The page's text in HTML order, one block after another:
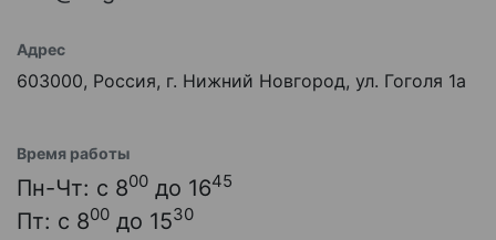
Адрес
603000, Россия, г. Нижний Новгород, ул. Гоголя 1а
Время работы
Пн-Чт: с 800 до 1645
Пт: с 800 до 1530